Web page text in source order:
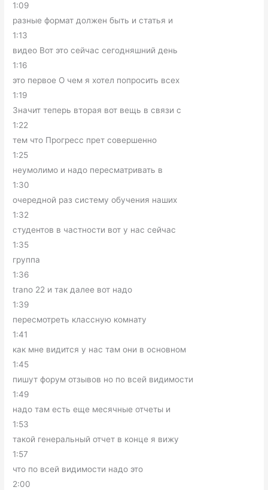
1:09
разные формат должен быть и статья и
1:13
видео Вот это сейчас сегодняшний день
1:16
это первое О чем я хотел попросить всех
1:19
Значит теперь вторая вот вещь в связи с
1:22
тем что Прогресс прет совершенно
1:25
неумолимо и надо пересматривать в
1:30
очередной раз систему обучения наших
1:32
студентов в частности вот у нас сейчас
1:35
группа
1:36
trano 22 и так далее вот надо
1:39
пересмотреть классную комнату
1:41
как мне видится у нас там они в основном
1:45
пишут форум отзывов но по всей видимости
1:49
надо там есть еще месячные отчеты и
1:53
такой генеральный отчет в конце я вижу
1:57
что по всей видимости надо это
2:00